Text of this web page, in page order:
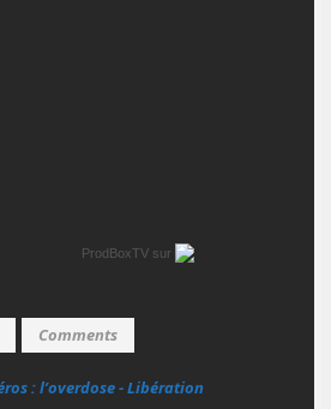
ProdBoxTV sur
Comments
: l’overdose - Libération